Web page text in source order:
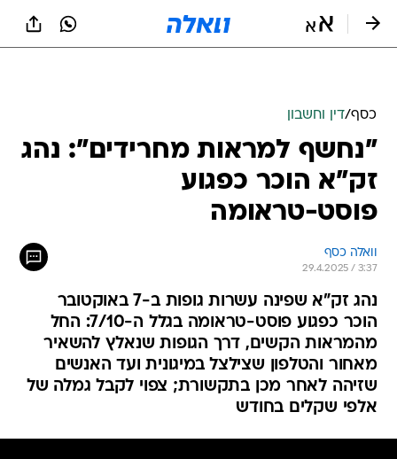
כסף/דין וחשבון
"נחשף למראות מחרידים": נהג
זק"א הוכר כפגוע
פוסט-טראומה
וואלה כסף
29.4.2025 / 3:37
נהג זק"א שפינה עשרות גופות ב-7 באוקטובר
הוכר כפגוע פוסט-טראומה בגלל ה-7/10: החל
מהמראות הקשים, דרך הגופות שנאלץ להשאיר
מאחור והטלפון שצילצל במיגונית ועד האנשים
שזיהה לאחר מכן בתקשורת; צפוי לקבל גמלה של
אלפי שקלים בחודש